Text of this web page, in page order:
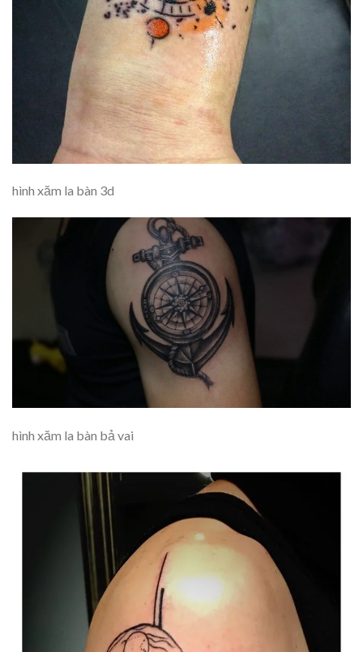
hình xăm la bàn 3d
hình xăm la bàn bả vai